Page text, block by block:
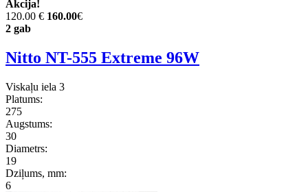
Akcija!
120.00 € 160.00€
2 gab
Nitto NT-555 Extreme 96W
Viskaļu iela 3
Platums:
275
Augstums:
30
Diametrs:
19
Dziļums, mm:
6